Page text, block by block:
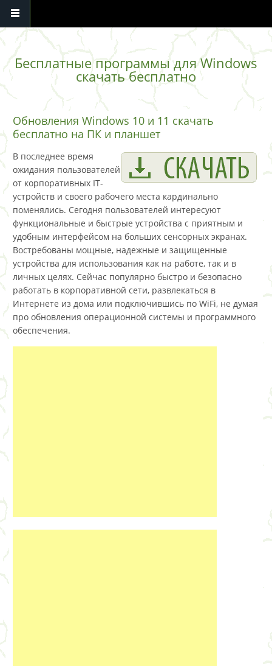
Перейти к основному содержанию
Бесплатные программы для Windows
скачать бесплатно
Обновления Windows 10 и 11 скачать
бесплатно на ПК и планшет
В последнее время
ожидания пользователей
от корпоративных IT-
устройств и своего рабочего места кардинально
поменялись. Сегодня пользователей интересуют
функциональные и быстрые устройства с приятным и
удобным интерфейсом на больших сенсорных экранах.
Востребованы мощные, надежные и защищенные
устройства для использования как на работе, так и в
личных целях. Сейчас популярно быстро и безопасно
работать в корпоративной сети, развлекаться в
Интернете из дома или подключившись по WiFi, не думая
про обновления операционной системы и программного
обеспечения.